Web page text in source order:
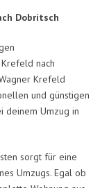
Dobritsch
nach
Krefeld
und günstigen
deinem Umzug in
sorgt für eine
Umzugs. Egal ob